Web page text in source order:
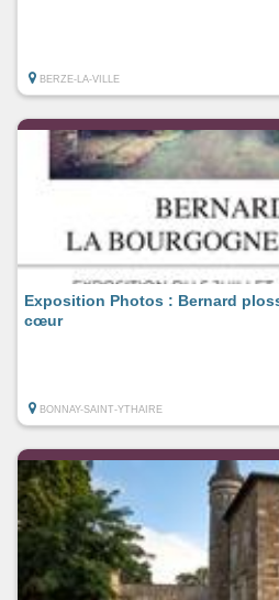
BERZE-LA-VILLE
Exposition Photos : Bernard
cœur
BONNAY-SAINT-YTHAIRE